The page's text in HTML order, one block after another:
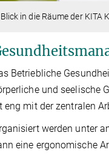
Blick in die Räume der KITA
Betriebliche
und seelische
eng mit der zentralen
werden unter
eine ergonomische